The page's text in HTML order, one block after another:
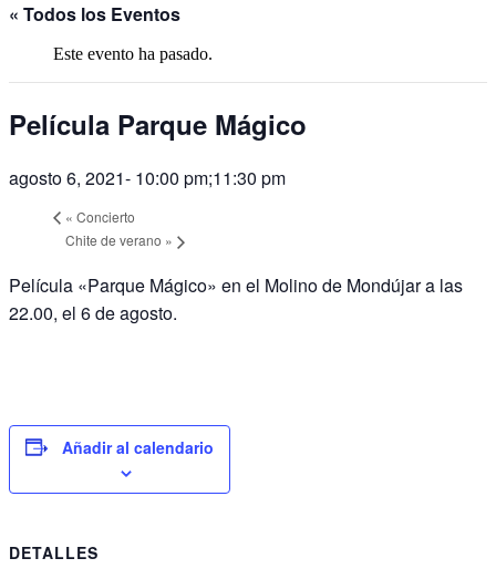
« Todos los Eventos
Este evento ha pasado.
Película Parque Mágico
agosto 6, 2021- 10:00 pm;11:30 pm
« Concierto
Chite de verano »
Película «Parque Mágico» en el Molino de Mondújar a las
22.00, el 6 de agosto.
Añadir al calendario
DETALLES